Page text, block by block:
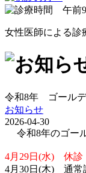
女性医師による診
令和8年 ゴールデ
お知らせ
2026-04-30
令和8年のゴー
4月29日(水) 休診
4月30日(木) 通常